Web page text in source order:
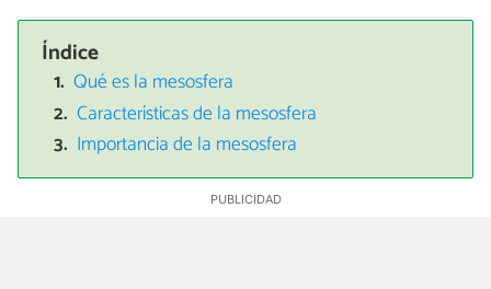
Índice
Qué es la mesosfera
Características de la mesosfera
Importancia de la mesosfera